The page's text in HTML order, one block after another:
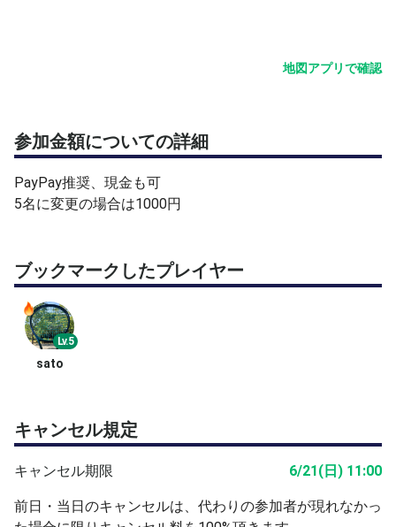
開催中の怪我や器具破損等はすべて自己責任でお願いしま
地図アプリで確認
参加金額についての詳細
PayPay推奨、現金も可
5名に変更の場合は1000円
ブックマークしたプレイヤー
Lv.5
sato
キャンセル規定
キャンセル期限 6/21(日) 11:00
前日・当日のキャンセルは、代わりの参加者が現れなかっ